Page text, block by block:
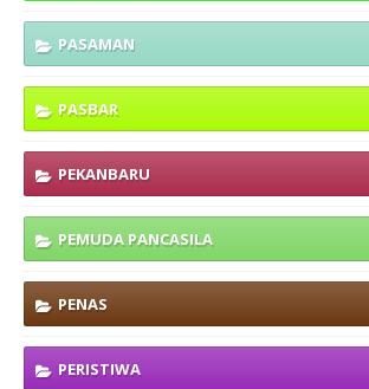
PASAMAN
PASBAR
PEKANBARU
PEMUDA PANCASILA
PENAS
PERISTIWA